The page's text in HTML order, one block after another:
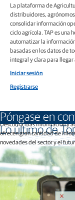
La plataforma de
distribuidores,
consolidar información
ciclo agrícola. TAP es una
automatizar la
basadas en los datos de
integral y clara para
Iniciar sesión
Registrarse
Póngase en
Lo último de
Descubra más información y
ofrecen gran cantidad de
novedades del sector y el